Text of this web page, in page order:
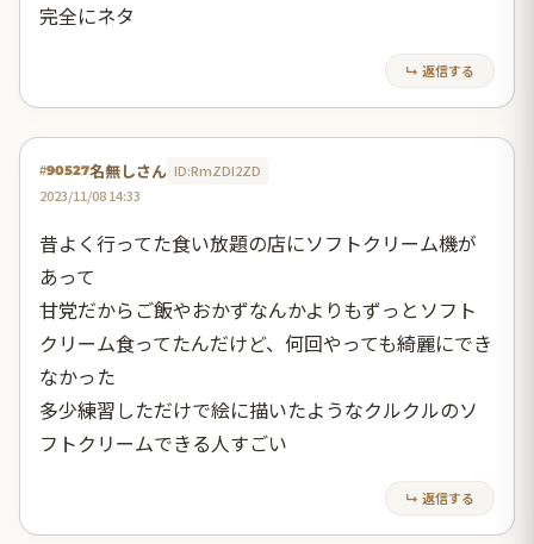
完全にネタ
↳ 返信する
#90527名無しさん ID:RmZDI2ZD
2023/11/08 14:33
昔よく行ってた食い放題の店にソフトクリーム機が
あって
甘党だからご飯やおかずなんかよりもずっとソフト
クリーム食ってたんだけど、何回やっても綺麗にでき
なかった
多少練習しただけで絵に描いたようなクルクルのソ
フトクリームできる人すごい
↳ 返信する